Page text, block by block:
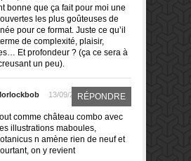
bonne que ça fait pour moi une
les plus goûteuses de
pour ce format. Juste ce qu’il
de complexité, plaisir,
Et profondeur ? (ça ce sera à
un peu).
13/09/2024RÉPONDRE
comme château combo avec
illustrations maboules,
n amène rien de neuf et
on y revient